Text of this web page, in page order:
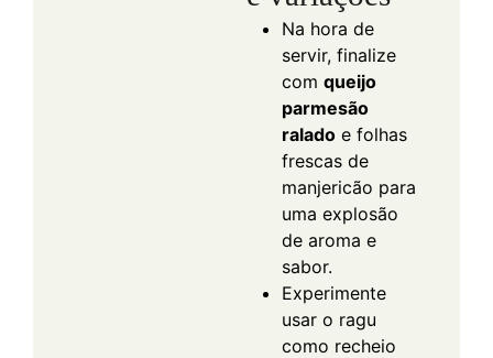
Na hora de
servir, finalize
com queijo
parmesão
ralado e folhas
frescas de
manjericão para
uma explosão
de aroma e
sabor.
Experimente
usar o ragu
como recheio